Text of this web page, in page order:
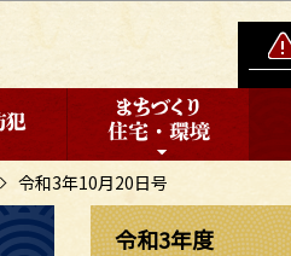
令和3年10月20日号
令和3年度